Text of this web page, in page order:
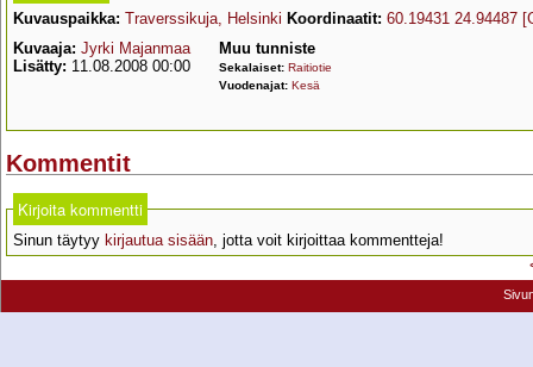
Kuvauspaikka: Traverssikuja, Helsinki Koordinaatit: 60.19431 24.94487
Kuvaaja: Jyrki Majanmaa
Lisätty: 11.08.2008 00:00
Muu tunniste
Sekalaiset: Raitiotie
Vuodenajat: Kesä
Kommentit
Kirjoita kommentti
Sinun täytyy kirjautua sisään, jotta voit kirjoittaa kommentteja!